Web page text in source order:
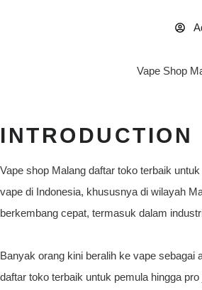
INTRODUCTION
Vape shop Malang daftar toko terbaik
vape di Indonesia, khususnya di wilayah
berkembang cepat, termasuk dalam
Banyak orang kini beralih ke vape sebagai
daftar toko terbaik untuk pemula hingga